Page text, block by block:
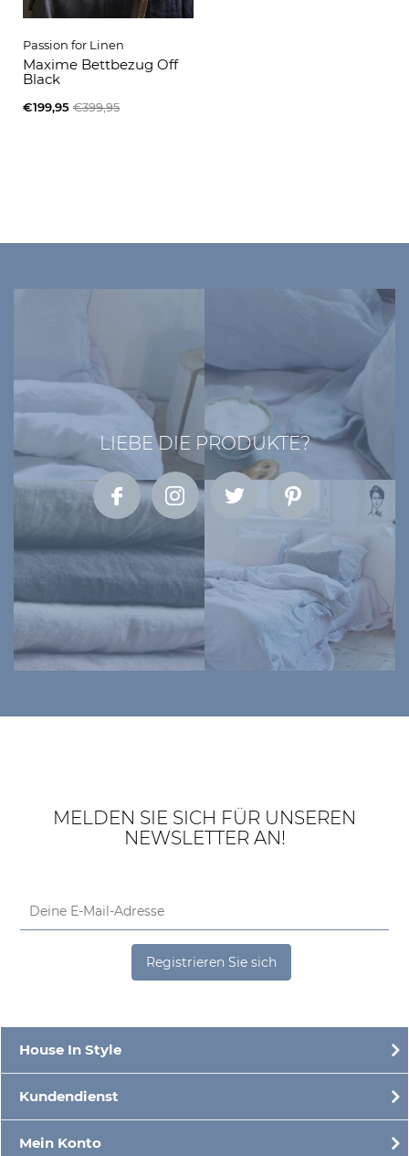
Passion for Linen
Maxime Bettbezug Off
Black
€199,95 €399,95
LIEBE DIE PRODUKTE?
MELDEN SIE SICH FÜR UNSEREN
NEWSLETTER AN!
Registrieren Sie sich
House In Style
Kundendienst
Mein Konto